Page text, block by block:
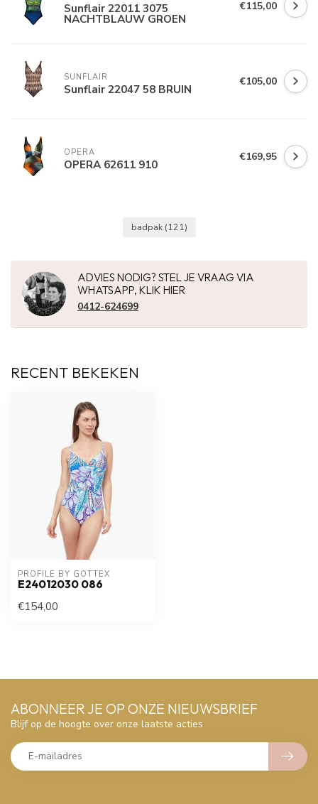
Sunflair 22011 3075
NACHTBLAUW GROEN
€115,00
SUNFLAIR
Sunflair 22047 58 BRUIN €105,00
OPERA
OPERA 62611 910 €169,95
badpak (121)
ADVIES NODIG? STEL JE VRAAG VIA
WHATSAPP, KLIK HIER
0412-624699
RECENT BEKEKEN
PROFILE BY GOTTEX
E24012030 086
€154,00
ABONNEER JE OP ONZE NIEUWSBRIEF
Blijf op de hoogte over onze laatste acties